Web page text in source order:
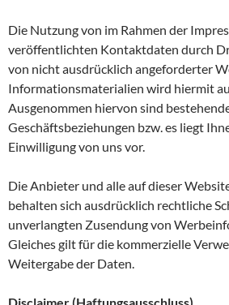
Die Nutzung von im Rahmen der
veröffentlichten Kontaktdaten durch
von nicht ausdrücklich angeforderter
Informationsmaterialien wird hiermit
Ausgenommen hiervon sind
Geschäftsbeziehungen bzw. es liegt
Einwilligung von uns vor.
Die Anbieter und alle auf dieser
behalten sich ausdrücklich rechtliche
unverlangten Zusendung von
Gleiches gilt für die kommerzielle
Weitergabe der Daten.